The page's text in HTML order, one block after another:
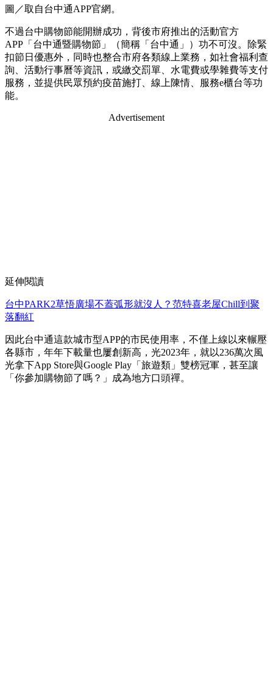
圖／取自台中通APP官網。
不過台中購物節能開辦成功，背後市府推出的活動官方
APP「台中通暨購物節」（簡稱「台中通」）功不可沒。除緊
扣節日優惠外，同時也整合市府各類線上業務，如社會福利查
詢、活動行事曆等資訊，或繳交罰單、水電費或學雜費等支付
服務，並提供民眾預約疫苗施打、線上陳情、服務e櫃台等功
能。
Advertisement
延伸閱讀
台中PARK2草悟廣場不蓋弧形就沒人？范特喜老屋Chill到聚
落翻紅
因此台中通這款城市型APP的市民使用率，不僅上線以來輾壓
各縣市，年年下載量也屢創新高，光2023年，就以236萬次風
光拿下App Store與Google Play「旅遊類」雙榜冠軍，甚至讓
「你參加購物節了嗎？」成為地方口頭禪。